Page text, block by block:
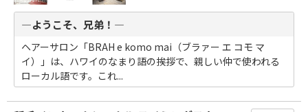
―ようこそ、兄弟！―
ヘアーサロン「BRAH e komo mai（ブラァー エ コモ マ
イ）」は、ハワイのなまり語の挨拶で、親しい仲で使われる
ローカル語です。これ...